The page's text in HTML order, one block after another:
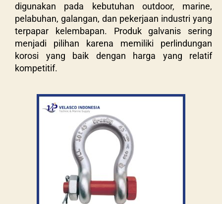
digunakan pada kebutuhan outdoor, marine,
pelabuhan, galangan, dan pekerjaan industri yang
terpapar kelembapan. Produk galvanis sering
menjadi pilihan karena memiliki perlindungan
korosi yang baik dengan harga yang relatif
kompetitif.